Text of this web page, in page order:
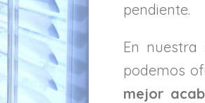
pendiente.
En
podemos
mejor